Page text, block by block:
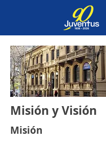
Misión y Visión
Misión